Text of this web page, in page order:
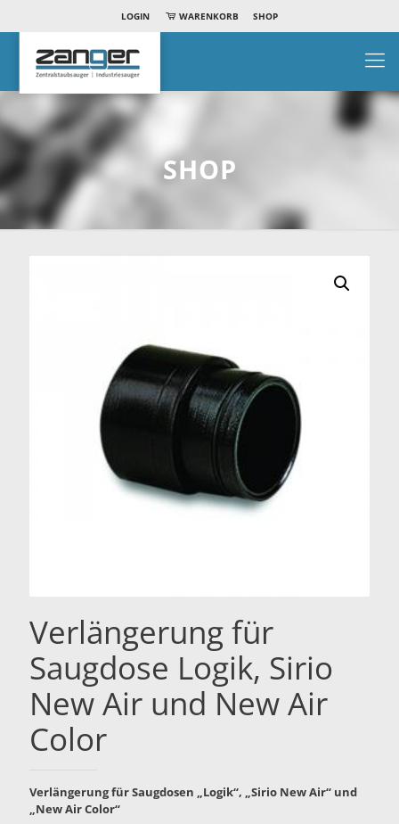
LOGIN WARENKORB SHOP
SHOP
Verlängerung für
Saugdose Logik, Sirio
New Air und New Air
Color
Verlängerung für Saugdosen „Logik“, „Sirio New Air“ und
„New Air Color“